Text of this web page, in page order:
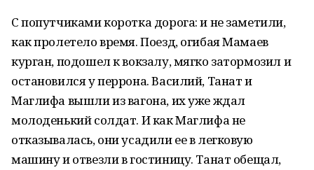
С попутчиками коротка дорога: и не заметили,
как пролетело время. Поезд, огибая Мамаев
курган, подошел к вокзалу, мягко затормозил и
остановился у перрона. Василий, Танат и
Маглифа вышли из ва­гона, их уже ждал
молоденький солдат. И как Маглифа не
отказывалась, они усадили ее в легковую
машину и отвезли в гостиницу. Танат обещал,